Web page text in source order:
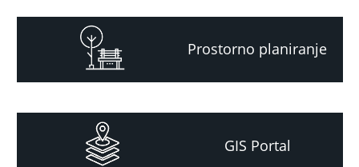
Prostorno planiranje
GIS Portal